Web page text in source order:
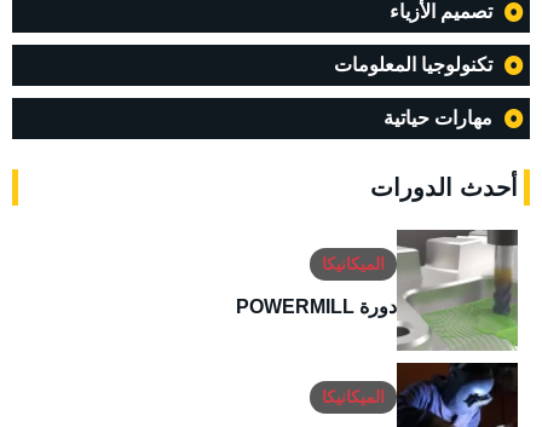
تصميم الأزياء
تكنولوجيا المعلومات
مهارات حياتية
أحدث الدورات
الميكانيكا
دورة POWERMILL
الميكانيكا